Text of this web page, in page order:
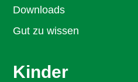
Downloads
Gut zu wissen
Kinder